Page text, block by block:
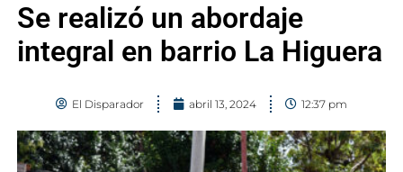
Se realizó un abordaje
integral en barrio La Higuera
El Disparador abril 13, 2024 12:37 pm